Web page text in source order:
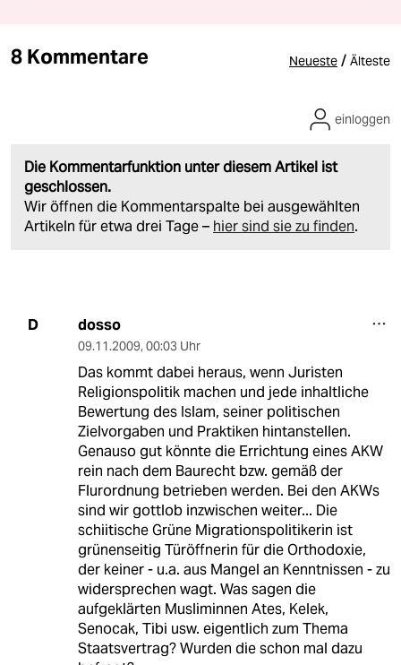
8 Kommentare Neueste / Älteste
Die Kommentarfunktion unter diesem Artikel ist
geschlossen.
Wir öffnen die Kommentarspalte bei ausgewählten
Artikeln für etwa drei Tage – hier sind sie zu finden.
einloggen
D dosso
09.11.2009, 00:03 Uhr
Das kommt dabei heraus, wenn Juristen
Religionspolitik machen und jede inhaltliche
Bewertung des Islam, seiner politischen
Zielvorgaben und Praktiken hintanstellen.
Genauso gut könnte die Errichtung eines AKW
rein nach dem Baurecht bzw. gemäß der
Flurordnung betrieben werden. Bei den AKWs
sind wir gottlob inzwischen weiter... Die
schiitische Grüne Migrationspolitikerin ist
grünenseitig Türöffnerin für die Orthodoxie,
der keiner - u.a. aus Mangel an Kenntnissen - zu
widersprechen wagt. Was sagen die
aufgeklärten Musliminnen Ates, Kelek,
Senocak, Tibi usw. eigentlich zum Thema
Staatsvertrag? Wurden die schon mal dazu